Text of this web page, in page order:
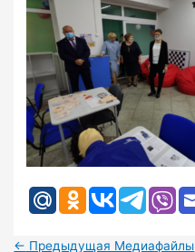
← Предыдущая Медиафайлы